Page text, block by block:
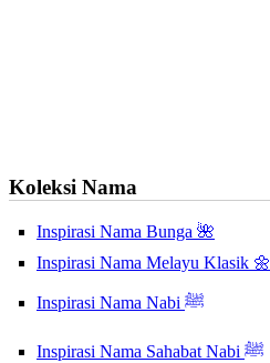
Koleksi Nama
Inspirasi Nama Bunga 🌺
Inspirasi Nama Melayu Klasik 🌼
Inspirasi Nama Nabi ﷺ
Inspirasi Nama Sahabat Nabi ﷺ